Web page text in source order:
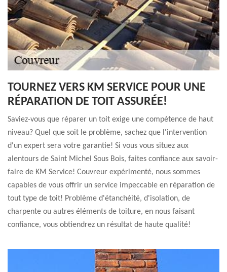
TOURNEZ VERS KM SERVICE POUR UNE
RÉPARATION DE TOIT ASSURÉE!
Saviez-vous que réparer un toit exige une compétence de haut
niveau? Quel que soit le problème, sachez que l'intervention
d'un expert sera votre garantie! Si vous vous situez aux
alentours de Saint Michel Sous Bois, faites confiance aux savoir-
faire de KM Service! Couvreur expérimenté, nous sommes
capables de vous offrir un service impeccable en réparation de
tout type de toit! Problème d'étanchéité, d'isolation, de
charpente ou autres éléments de toiture, en nous faisant
confiance, vous obtiendrez un résultat de haute qualité!